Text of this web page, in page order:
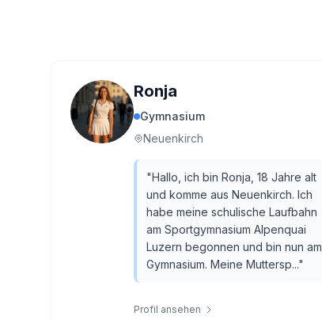
Ronja
Gymnasium
Neuenkirch
"Hallo, ich bin Ronja, 18 Jahre alt
und komme aus Neuenkirch. Ich
habe meine schulische Laufbahn
am Sportgymnasium Alpenquai
Luzern begonnen und bin nun am
Gymnasium. Meine Muttersp..."
Profil ansehen